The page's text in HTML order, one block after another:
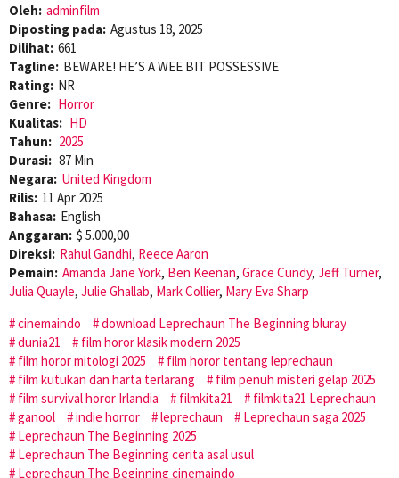
Oleh: adminfilm
Diposting pada: Agustus 18, 2025
Dilihat: 661
Tagline: BEWARE! HE’S A WEE BIT POSSESSIVE
Rating: NR
Genre: Horror
Kualitas: HD
Tahun: 2025
Durasi: 87 Min
Negara: United Kingdom
Rilis: 11 Apr 2025
Bahasa: English
Anggaran: $ 5.000,00
Direksi: Rahul Gandhi, Reece Aaron
Pemain: Amanda Jane York, Ben Keenan, Grace Cundy, Jeff Turner,
Julia Quayle, Julie Ghallab, Mark Collier, Mary Eva Sharp
cinemaindo
download Leprechaun The Beginning bluray
dunia21
film horor klasik modern 2025
film horor mitologi 2025
film horor tentang leprechaun
film kutukan dan harta terlarang
film penuh misteri gelap 2025
film survival horor Irlandia
filmkita21
filmkita21 Leprechaun
ganool
indie horror leprechaun
Leprechaun saga 2025
Leprechaun The Beginning 2025
Leprechaun The Beginning cerita asal usul
Leprechaun The Beginning cinemaindo